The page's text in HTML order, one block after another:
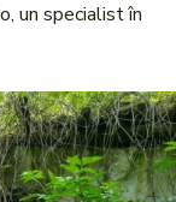
un specialist în